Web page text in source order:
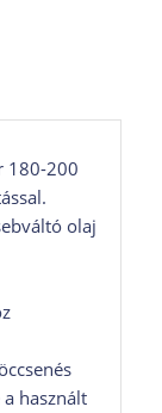
180-200
olaj
használt